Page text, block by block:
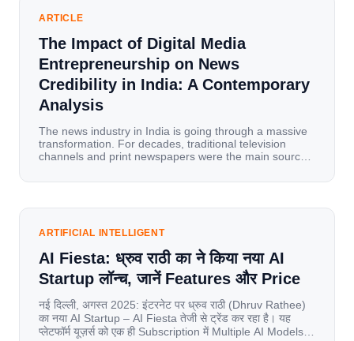
ARTICLE
The Impact of Digital Media
Entrepreneurship on News
Credibility in India: A Contemporary
Analysis
The news industry in India is going through a massive
transformation. For decades, traditional television
channels and print newspapers were the main sources
mobile data, affordable smartphones, and high-speed
has become a mobile-first market where consumers
ARTIFICIAL INTELLIGENT
AI Fiesta: ध्रुव राठी का ने किया नया AI
Startup लॉन्च, जानें Features और Price
नई दिल्ली, अगस्त 2025: इंटरनेट पर ध्रुव राठी (Dhruv Rathee)
का नया AI Startup – AI Fiesta तेजी से ट्रेंड कर रहा है। यह
प्लेटफॉर्म यूज़र्स को एक ही Subscription में Multiple AI Models